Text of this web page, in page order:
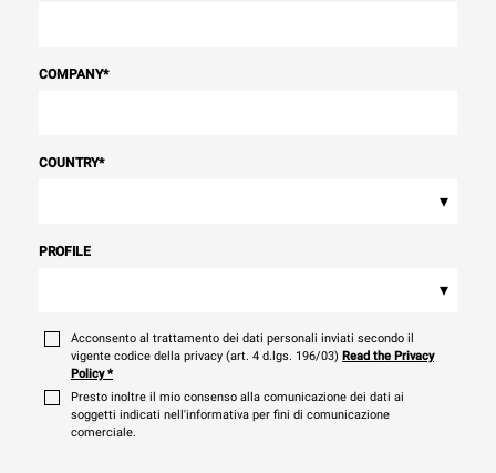
COMPANY*
COUNTRY*
▾
PROFILE
▾
Acconsento al trattamento dei dati personali inviati secondo il
vigente codice della privacy (art. 4 d.lgs. 196/03) Read the Privacy
Policy*
Presto inoltre il mio consenso alla comunicazione dei dati ai
soggetti indicati nell'informativa per fini di comunicazione
comerciale.